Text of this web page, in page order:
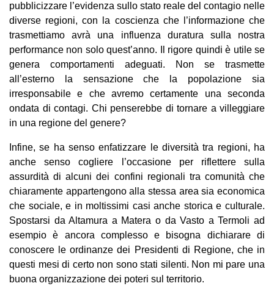
pubblicizzare l’evidenza sullo stato reale del contagio nelle
diverse regioni, con la coscienza che l’informazione che
trasmettiamo avrà una influenza duratura sulla nostra
performance non solo quest’anno. Il rigore quindi è utile se
genera comportamenti adeguati. Non se trasmette
all’esterno la sensazione che la popolazione sia
irresponsabile e che avremo certamente una seconda
ondata di contagi. Chi penserebbe di tornare a villeggiare
in una regione del genere?
Infine, se ha senso enfatizzare le diversità tra regioni, ha
anche senso cogliere l’occasione per riflettere sulla
assurdità di alcuni dei confini regionali tra comunità che
chiaramente appartengono alla stessa area sia economica
che sociale, e in moltissimi casi anche storica e culturale.
Spostarsi da Altamura a Matera o da Vasto a Termoli ad
esempio è ancora complesso e bisogna dichiarare di
conoscere le ordinanze dei Presidenti di Regione, che in
questi mesi di certo non sono stati silenti. Non mi pare una
buona organizzazione dei poteri sul territorio.